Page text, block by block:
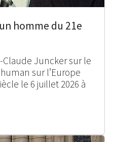
homme du 21e
Juncker sur le
sur l’Europe
le 6 juillet 2026 à